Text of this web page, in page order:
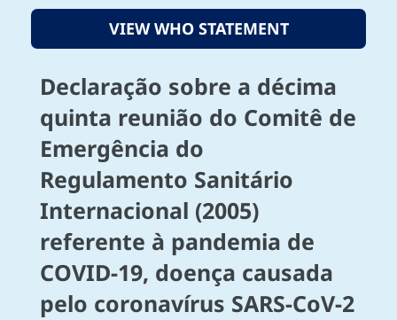
VIEW WHO STATEMENT
Declaração sobre a décima
quinta reunião do Comitê de
Emergência do
Regulamento Sanitário
Internacional (2005)
referente à pandemia de
COVID-19, doença causada
pelo coronavírus SARS-CoV-2